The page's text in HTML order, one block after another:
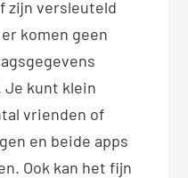
zijn versleuteld
komen geen
Je kunt klein
vrienden of
en beide apps
Ook kan het fijn